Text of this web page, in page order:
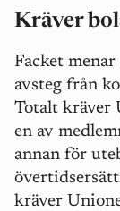
Kräver
Facket
avsteg från
Totalt kräver
en av
annan för
övertidsersä
kräver